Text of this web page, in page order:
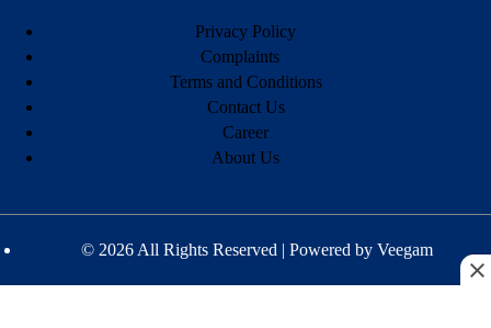
Privacy Policy
Complaints
Terms and Conditions
Contact Us
Career
About Us
© 2026 All Rights Reserved | Powered by Veegam